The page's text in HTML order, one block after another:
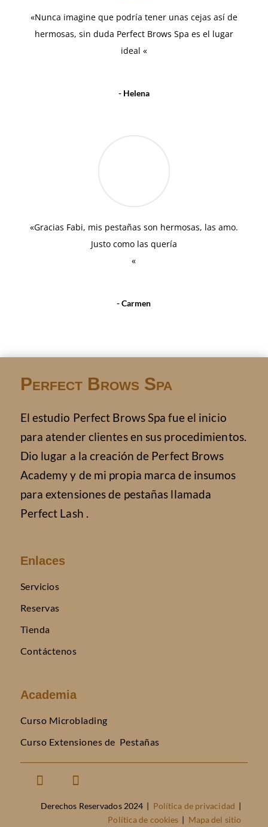
«Nunca imagine que podría tener unas cejas así de
hermosas, sin duda Perfect Brows Spa es el lugar
ideal «
- Helena
«Gracias Fabi, mis pestañas son hermosas, las amo.
Justo como las quería
«
- Carmen
Perfect Brows Spa
El estudio Perfect Brows Spa fue el inicio
para atender clientes en sus procedimientos.
Dio lugar a la creación de Perfect Brows
Academy y de mi propia marca de insumos
para extensiones de pestañas llamada
Perfect Lash .
Enlaces
Servicios
Reservas
Tienda
Contáctenos
Academia
Curso Microblading
Curso Extensiones de Pestañas
Derechos Reservados 2024 | Política de privacidad |
Política de cookies | Mapa del sitio